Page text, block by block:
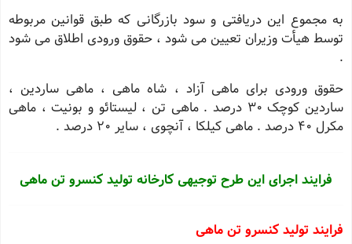
به مجموع این دریافتی و سود بازرگانی که طبق قوانین مربوطه
توسط هیأت وزیران تعیین می شود ، حقوق ورودی اطلاق می شود
.
حقوق ورودی برای ماهی آزاد ، شاه ماهی ، ماهی ساردین ،
ساردین کوچک 30 درصد . ماهی تن ، لیستائو و بونیت ، ماهی
مکرل 40 درصد . ماهی کیلکا ، آنچوی ، سایر 20 درصد .
فرایند اجرای این طرح توجیهی کارخانه تولید کنسرو تن ماهی
فرایند تولید کنسرو تن ماهی